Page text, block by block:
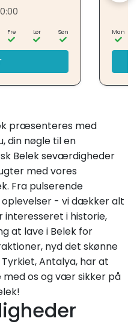
Fre Lør Søn Man
præsenteres med
din nøgle til en
Belek seværdigheder
med vores
Fra pulserende
- vi dækker alt
interesseret i historie,
at lave i Belek for
nyd det skønne
Antalya, har at
med os og vær sikker på